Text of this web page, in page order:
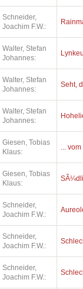
Schneider,
Joachim F.W.:
Walter, Stefan
Johannes:
Walter, Stefan
Johannes:
Seht,
Walter, Stefan
Johannes:
Giesen, Tobias
Klaus:
...
Giesen, Tobias
Klaus:
Schneider,
Joachim F.W.:
Schneider,
Joachim F.W.:
Schneider,
Joachim F.W.: